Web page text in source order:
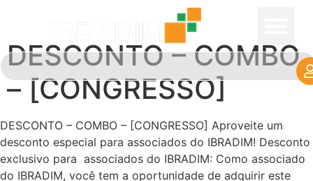
DESCONTO – COMBO
– [CONGRESSO]
DESCONTO – COMBO – [CONGRESSO] Aproveite um
desconto especial para associados do IBRADIM! Desconto
exclusivo para associados do IBRADIM: Como associado
do IBRADIM, você tem a oportunidade de adquirir este